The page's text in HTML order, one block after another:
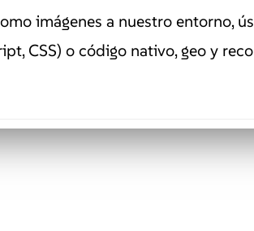
imágenes a nuestro entorno,
CSS) o código nativo, geo y